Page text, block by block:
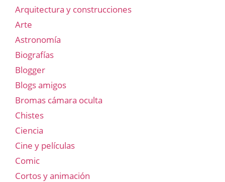
Arquitectura y construcciones
Arte
Astronomía
Biografías
Blogger
Blogs amigos
Bromas cámara oculta
Chistes
Ciencia
Cine y películas
Comic
Cortos y animación